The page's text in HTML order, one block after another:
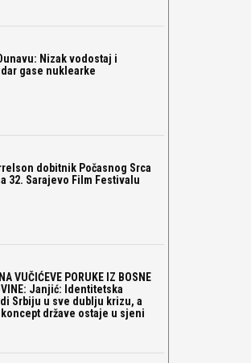
Nizak vodostaj i
gase nuklearke
dobitnik Počasnog Srca
32. Sarajevo Film Festivalu
VUČIĆEVE PORUKE IZ BOSNE
Janjić: Identitetska
Srbiju u sve dublju krizu, a
države ostaje u sjeni